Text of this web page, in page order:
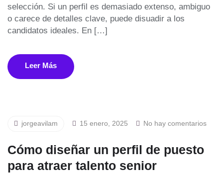
selección. Si un perfil es demasiado extenso, ambiguo
o carece de detalles clave, puede disuadir a los
candidatos ideales. En […]
Leer Más
jorgeavilam 15 enero, 2025 No hay comentarios
Cómo diseñar un perfil de puesto
para atraer talento senior